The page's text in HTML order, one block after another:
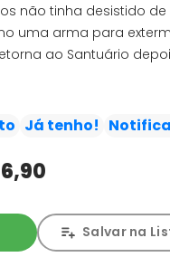
não tinha desistido
uma arma para
ao Santuário
sua armadura divina!
isso aconteça, e se
Já tenho!
Salvar na